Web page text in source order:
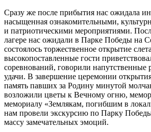
Сразу же после прибытия нас ожидала
насыщенная ознакомительными,
и патриотическими мероприятиями.
лагере нас ожидали в Парке Победы на
состоялось торжественное открытие
высокопоставленные гости
соревнований, говорили напутственные
удачи. В завершение церемонии
память павших за Родину минутой
возложили цветы к Вечному огню,
мемориалу «Землякам, погибшим в
нам провели экскурсию по Парку
массу замечательных эмоций.